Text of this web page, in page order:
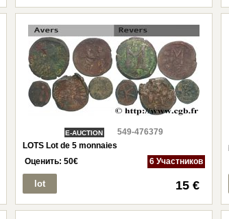
E-AUCTION
549-476379
LOTS Lot de 5 monnaies
Оценить:50€ 6 Участников
lot 15 €